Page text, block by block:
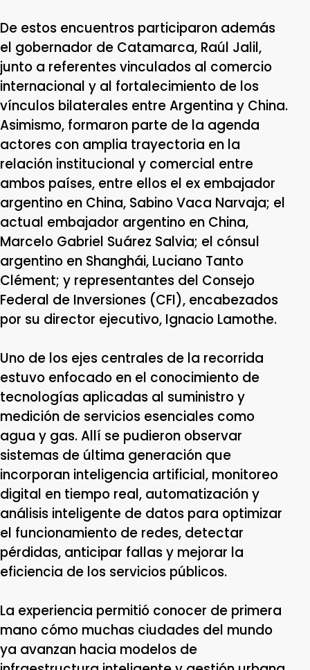
De estos encuentros participaron además
el gobernador de Catamarca, Raúl Jalil,
junto a referentes vinculados al comercio
internacional y al fortalecimiento de los
vínculos bilaterales entre Argentina y China.
Asimismo, formaron parte de la agenda
actores con amplia trayectoria en la
relación institucional y comercial entre
ambos países, entre ellos el ex embajador
argentino en China, Sabino Vaca Narvaja; el
actual embajador argentino en China,
Marcelo Gabriel Suárez Salvia; el cónsul
argentino en Shanghái, Luciano Tanto
Clément; y representantes del Consejo
Federal de Inversiones (CFI), encabezados
por su director ejecutivo, Ignacio Lamothe.
Uno de los ejes centrales de la recorrida
estuvo enfocado en el conocimiento de
tecnologías aplicadas al suministro y
medición de servicios esenciales como
agua y gas. Allí se pudieron observar
sistemas de última generación que
incorporan inteligencia artificial, monitoreo
digital en tiempo real, automatización y
análisis inteligente de datos para optimizar
el funcionamiento de redes, detectar
pérdidas, anticipar fallas y mejorar la
eficiencia de los servicios públicos.
La experiencia permitió conocer de primera
mano cómo muchas ciudades del mundo
ya avanzan hacia modelos de